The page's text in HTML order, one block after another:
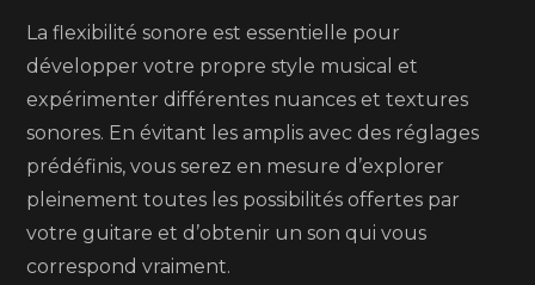
La flexibilité sonore est essentielle pour
développer votre propre style musical et
expérimenter différentes nuances et textures
sonores. En évitant les amplis avec des réglages
prédéfinis, vous serez en mesure d’explorer
pleinement toutes les possibilités offertes par
votre guitare et d’obtenir un son qui vous
correspond vraiment.